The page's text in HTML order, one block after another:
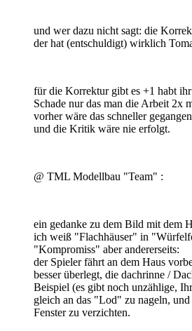
und wer dazu nicht sagt: die
der hat (entschuldigt) wirklich
für die Korrektur gibt es +1 habt ihr
Schade nur das man die Arbeit 2x
vorher wäre das schneller gegangen
und die Kritik wäre nie erfolgt.
@ TML Modellbau "Team" :
ein gedanke zu dem Bild mit dem
ich weiß "Flachhäuser" in
"Kompromiss" aber andererseits:
der Spieler fährt an dem Haus
besser überlegt, die dachrinne /
Beispiel (es gibt noch unzählige,
gleich an das "Lod" zu nageln, und
Fenster zu verzichten.